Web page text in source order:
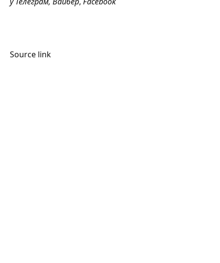
Source link